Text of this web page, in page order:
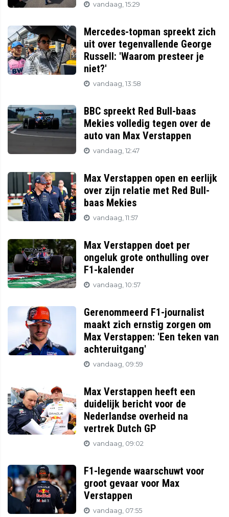
vandaag, 15:29
Mercedes-topman spreekt zich
uit over tegenvallende George
Russell: 'Waarom presteer je
niet?'
vandaag, 13:58
BBC spreekt Red Bull-baas
Mekies volledig tegen over de
auto van Max Verstappen
vandaag, 12:47
Max Verstappen open en eerlijk
over zijn relatie met Red Bull-
baas Mekies
vandaag, 11:57
Max Verstappen doet per
ongeluk grote onthulling over
F1-kalender
vandaag, 10:57
Gerenommeerd F1-journalist
maakt zich ernstig zorgen om
Max Verstappen: 'Een teken van
achteruitgang'
vandaag, 09:59
Max Verstappen heeft een
duidelijk bericht voor de
Nederlandse overheid na
vertrek Dutch GP
vandaag, 09:02
F1-legende waarschuwt voor
groot gevaar voor Max
Verstappen
vandaag, 07:55